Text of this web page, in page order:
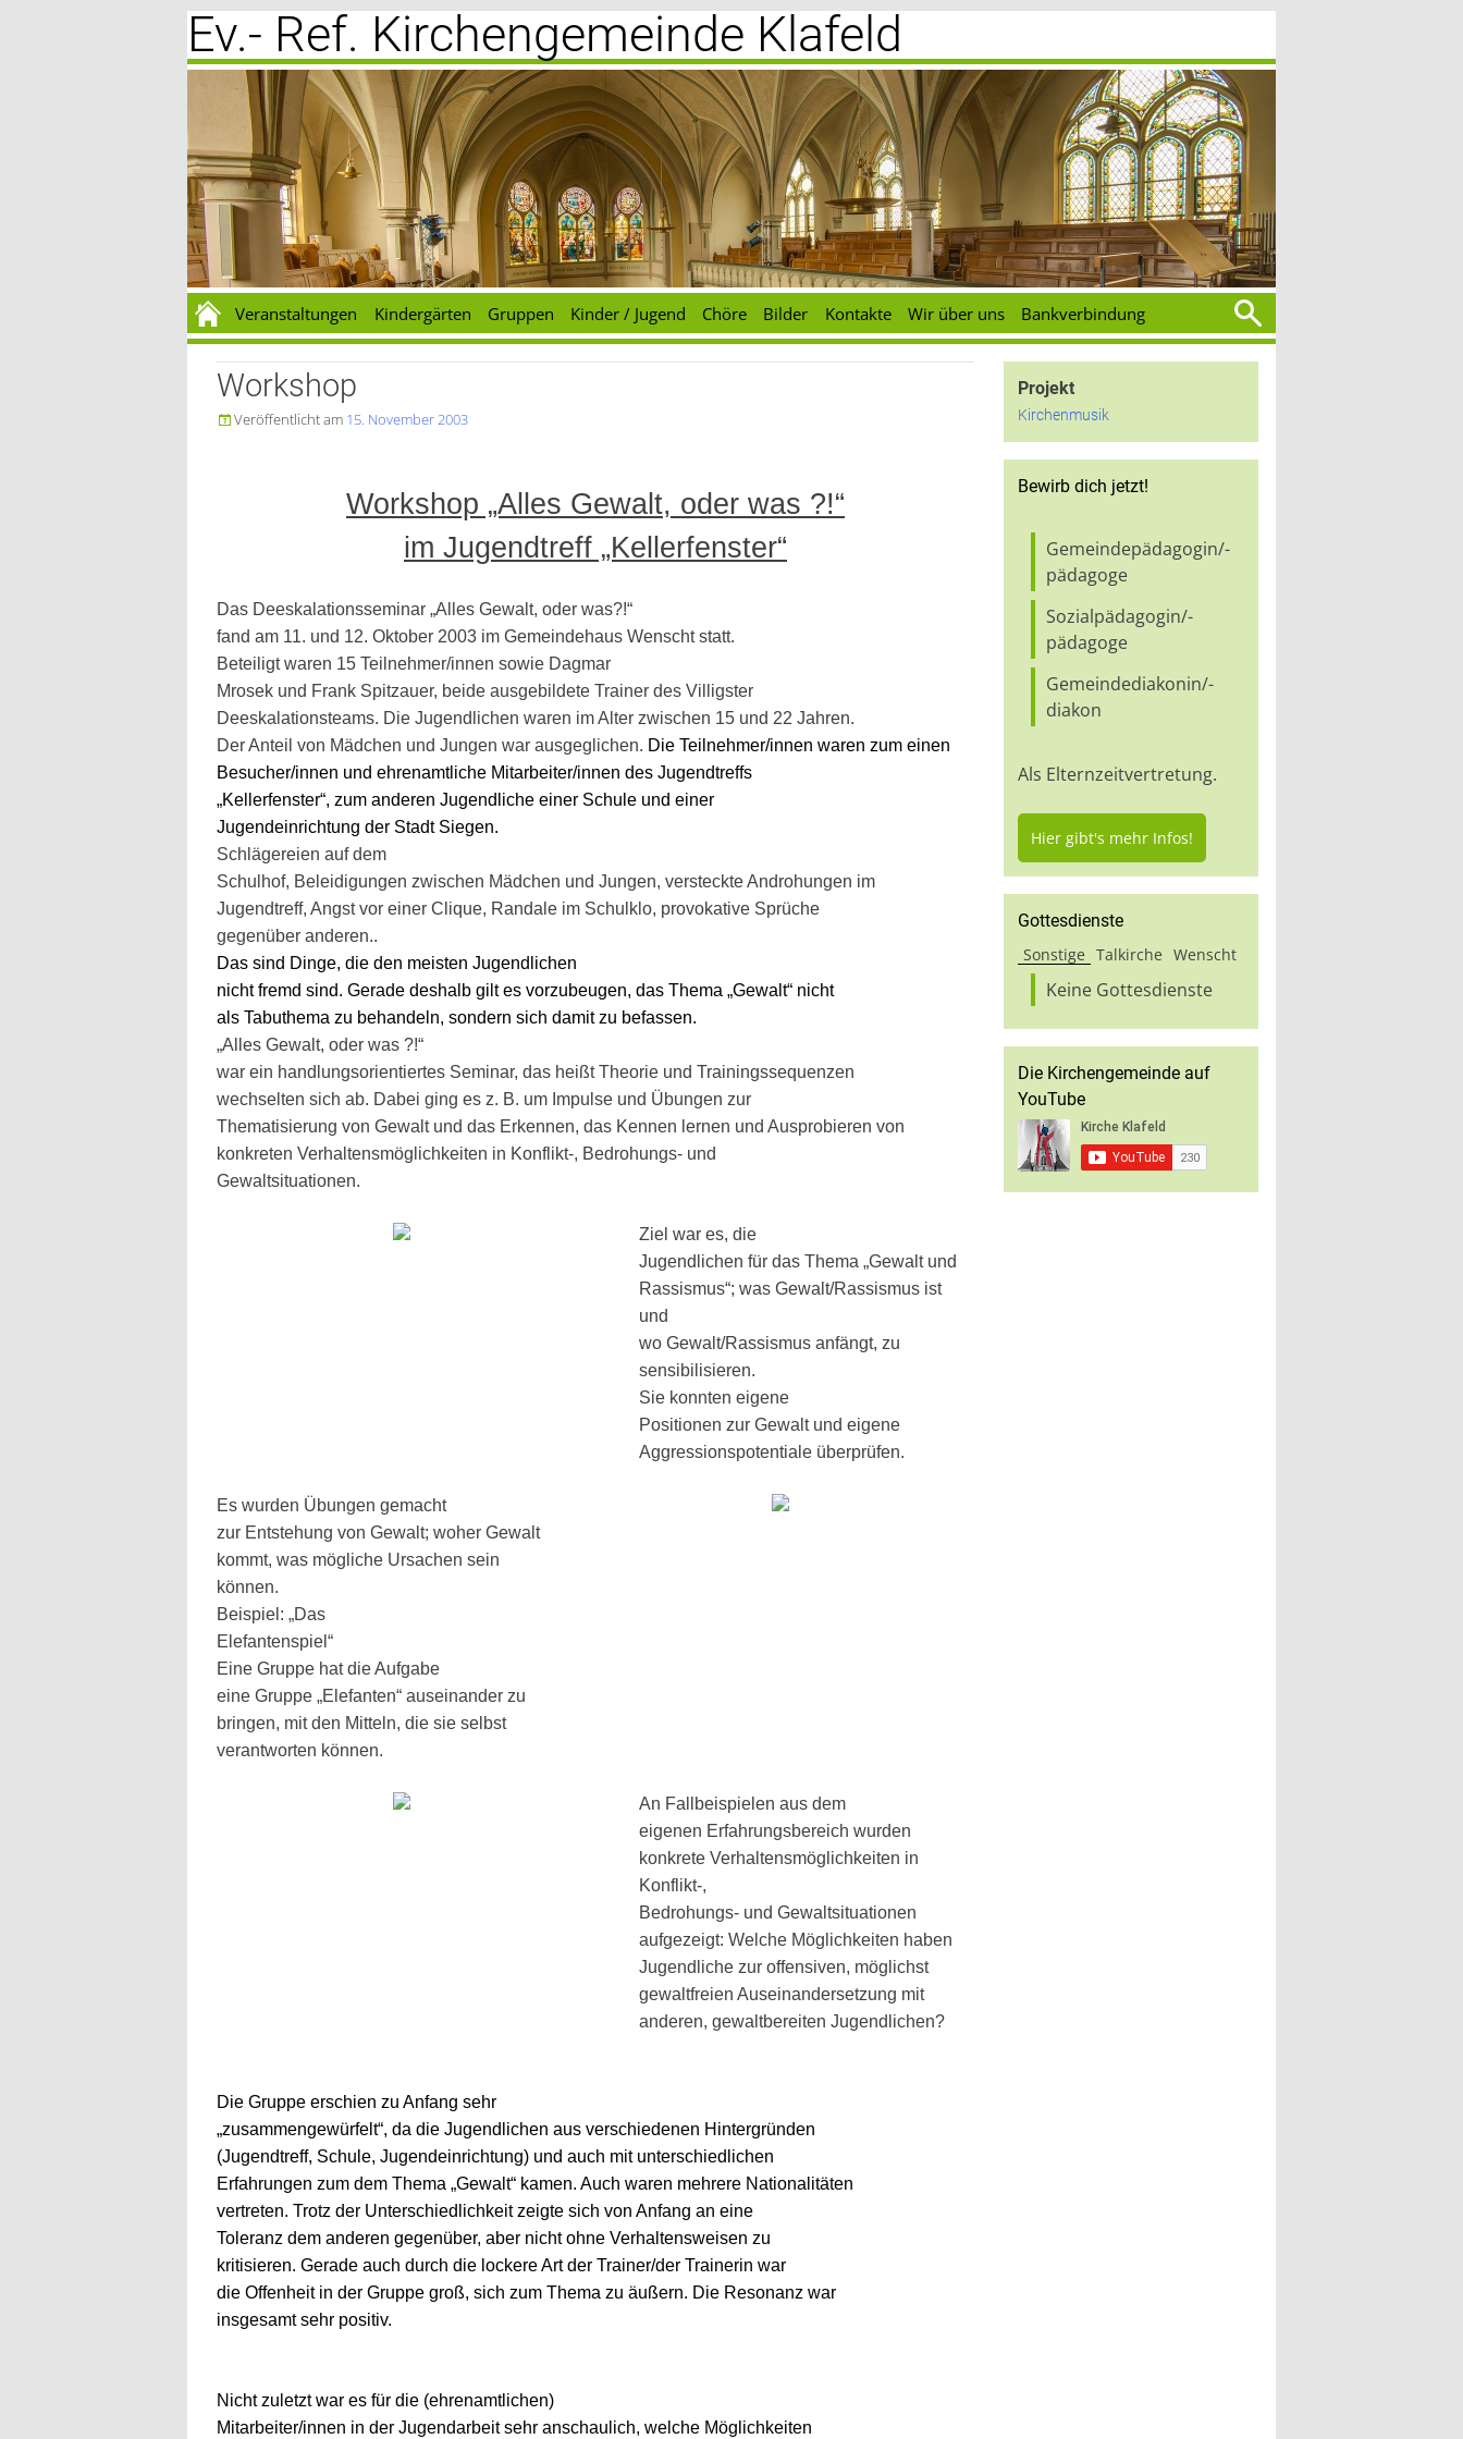
Zum
Inhalt
springen
Ev.- Ref. Kirchengemeinde Klafeld
Veranstaltungen Kindergärten Gruppen Kinder / Jugend Chöre Bilder Kontakte Wir über uns Bankverbindung
nach:
Projekt
Kirchenmusik
Workshop
Veröffentlicht am 15. November 2003
Workshop „Alles Gewalt, oder was ?!“
im Jugendtreff „Kellerfenster“
Das Deeskalationsseminar „Alles Gewalt, oder was?!“
fand am 11. und 12. Oktober 2003 im Gemeindehaus Wenscht statt.
Beteiligt waren 15 Teilnehmer/innen sowie Dagmar
Mrosek und Frank Spitzauer, beide ausgebildete Trainer des Villigster
Deeskalationsteams. Die Jugendlichen waren im Alter zwischen 15 und 22 Jahren.
Der Anteil von Mädchen und Jungen war ausgeglichen. Die Teilnehmer/innen waren zum einen
Besucher/innen und ehrenamtliche Mitarbeiter/innen des Jugendtreffs
„Kellerfenster“, zum anderen Jugendliche einer Schule und einer
Jugendeinrichtung der Stadt Siegen.
Schlägereien auf dem
Schulhof, Beleidigungen zwischen Mädchen und Jungen, versteckte Androhungen im
Jugendtreff, Angst vor einer Clique, Randale im Schulklo, provokative Sprüche
gegenüber anderen..
Das sind Dinge, die den meisten Jugendlichen
nicht fremd sind. Gerade deshalb gilt es vorzubeugen, das Thema „Gewalt“ nicht
als Tabuthema zu behandeln, sondern sich damit zu befassen.
„Alles Gewalt, oder was ?!“
war ein handlungsorientiertes Seminar, das heißt Theorie und Trainingssequenzen
wechselten sich ab. Dabei ging es z. B. um Impulse und Übungen zur
Thematisierung von Gewalt und das Erkennen, das Kennen lernen und Ausprobieren von
konkreten Verhaltensmöglichkeiten in Konflikt-, Bedrohungs- und
Gewaltsituationen.
Ziel war es, die
Jugendlichen für das Thema „Gewalt und
Rassismus“; was Gewalt/Rassismus ist
und
wo Gewalt/Rassismus anfängt, zu
sensibilisieren.
Sie konnten eigene
Positionen zur Gewalt und eigene
Aggressionspotentiale überprüfen.
Es wurden Übungen gemacht
zur Entstehung von Gewalt; woher Gewalt
kommt, was mögliche Ursachen sein
können.
Beispiel: „Das
Elefantenspiel“
Eine Gruppe hat die Aufgabe
eine Gruppe „Elefanten“ auseinander zu
bringen, mit den Mitteln, die sie selbst
verantworten können.
An Fallbeispielen aus dem
eigenen Erfahrungsbereich wurden
konkrete Verhaltensmöglichkeiten in
Konflikt-,
Bedrohungs- und Gewaltsituationen
aufgezeigt: Welche Möglichkeiten haben
Jugendliche zur offensiven, möglichst
gewaltfreien Auseinandersetzung mit
anderen, gewaltbereiten Jugendlichen?
Die Gruppe erschien zu Anfang sehr
„zusammengewürfelt“, da die Jugendlichen aus verschiedenen Hintergründen
(Jugendtreff, Schule, Jugendeinrichtung) und auch mit unterschiedlichen
Erfahrungen zum dem Thema „Gewalt“ kamen. Auch waren mehrere Nationalitäten
vertreten. Trotz der Unterschiedlichkeit zeigte sich von Anfang an eine
Toleranz dem anderen gegenüber, aber nicht ohne Verhaltensweisen zu
kritisieren. Gerade auch durch die lockere Art der Trainer/der Trainerin war
die Offenheit in der Gruppe groß, sich zum Thema zu äußern. Die Resonanz war
insgesamt sehr positiv.
Nicht zuletzt war es für die (ehrenamtlichen)
Mitarbeiter/innen in der Jugendarbeit sehr anschaulich, welche Möglichkeiten
Bewirb dich jetzt!
Gemeindepädagogin/-
pädagoge
Sozialpädagogin/-
pädagoge
Gemeindediakonin/-
diakon
Als Elternzeitvertretung.
Hier gibt's mehr Infos!
Gottesdienste
Sonstige Talkirche Wenscht
Keine Gottesdienste
Die Kirchengemeinde auf
YouTube